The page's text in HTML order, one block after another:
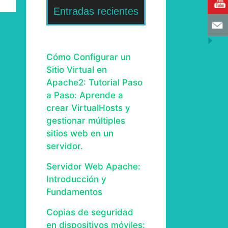
Entradas recientes
Cómo Configurar un
Sitio Virtual en
Apache2: Tutorial Paso
a Paso: Aprende a
crear VirtualHosts y
gestionar múltiples
sitios web en un
servidor.
Servidor Web Apache:
Introducción y
Fundamentos
Copias de seguridad
en dispositivos móviles: